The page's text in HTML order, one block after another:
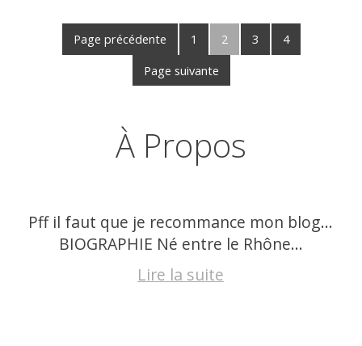
Page précédente 1 2 3
4
Page suivante
À Propos
Pff il faut que je recommance mon blog…
BIOGRAPHIE Né entre le Rhône...
Lire la suite